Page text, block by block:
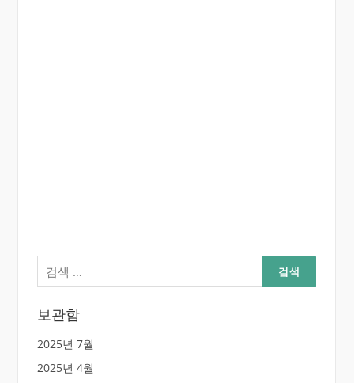
검
색:
보관함
2025년 7월
2025년 4월